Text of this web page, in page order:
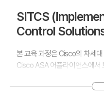
SITCS
Control
본 교육 과정은 Cisco의 차세
Cisco ASA 어플라이언스에서
능구성， IPS， 이메일 보안